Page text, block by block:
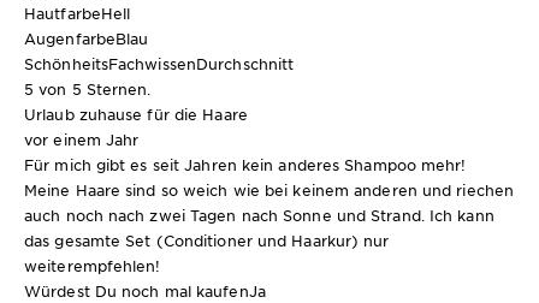
HautfarbeHell
AugenfarbeBlau
SchönheitsFachwissenDurchschnitt
5 von 5 Sternen.
Urlaub zuhause für die Haare
vor einem Jahr
Für mich gibt es seit Jahren kein anderes Shampoo mehr!
Meine Haare sind so weich wie bei keinem anderen und riechen
auch noch nach zwei Tagen nach Sonne und Strand. Ich kann
das gesamte Set (Conditioner und Haarkur) nur
weiterempfehlen!
Würdest Du noch mal kaufenJa